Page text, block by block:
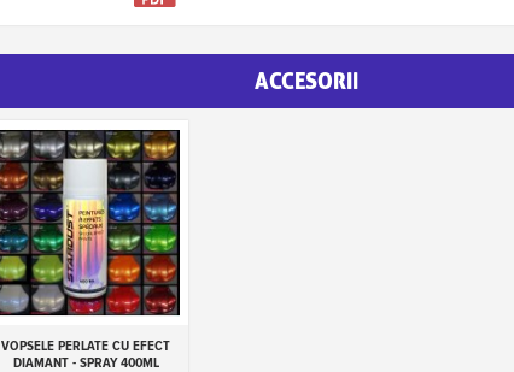
ACCESORII
Adauga in cos
VOPSELE PERLATE CU EFECT
DIAMANT - SPRAY 400ML